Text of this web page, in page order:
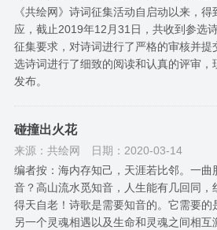
《共绘网》诗词征集活动自启动以来，
应，截止2019年12月31日，共收到参选
征集要求，对诗词进行了严格的审核并提
选诗词进行了细致的阅读和认真的评审，
发布。
碰撞出火花
来源：共绘网
日期：2020-03-14
编者按：海内存知己，天涯若比邻。一曲
音？高山流水觅知音，人生能有几回同
得天自老！诗歌是需要知音的。它需要
另一个灵魂相遇以及生命和灵魂之间相互